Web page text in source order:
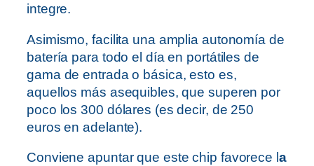
integre.
Asimismo, facilita una amplia autonomía de
batería para todo el día en portátiles de
gama de entrada o básica, esto es,
aquellos más asequibles, que superen por
poco los 300 dólares (es decir, de 250
euros en adelante).
Conviene apuntar que este chip favorece l a